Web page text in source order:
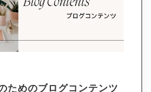
ためのブログコンテンツ